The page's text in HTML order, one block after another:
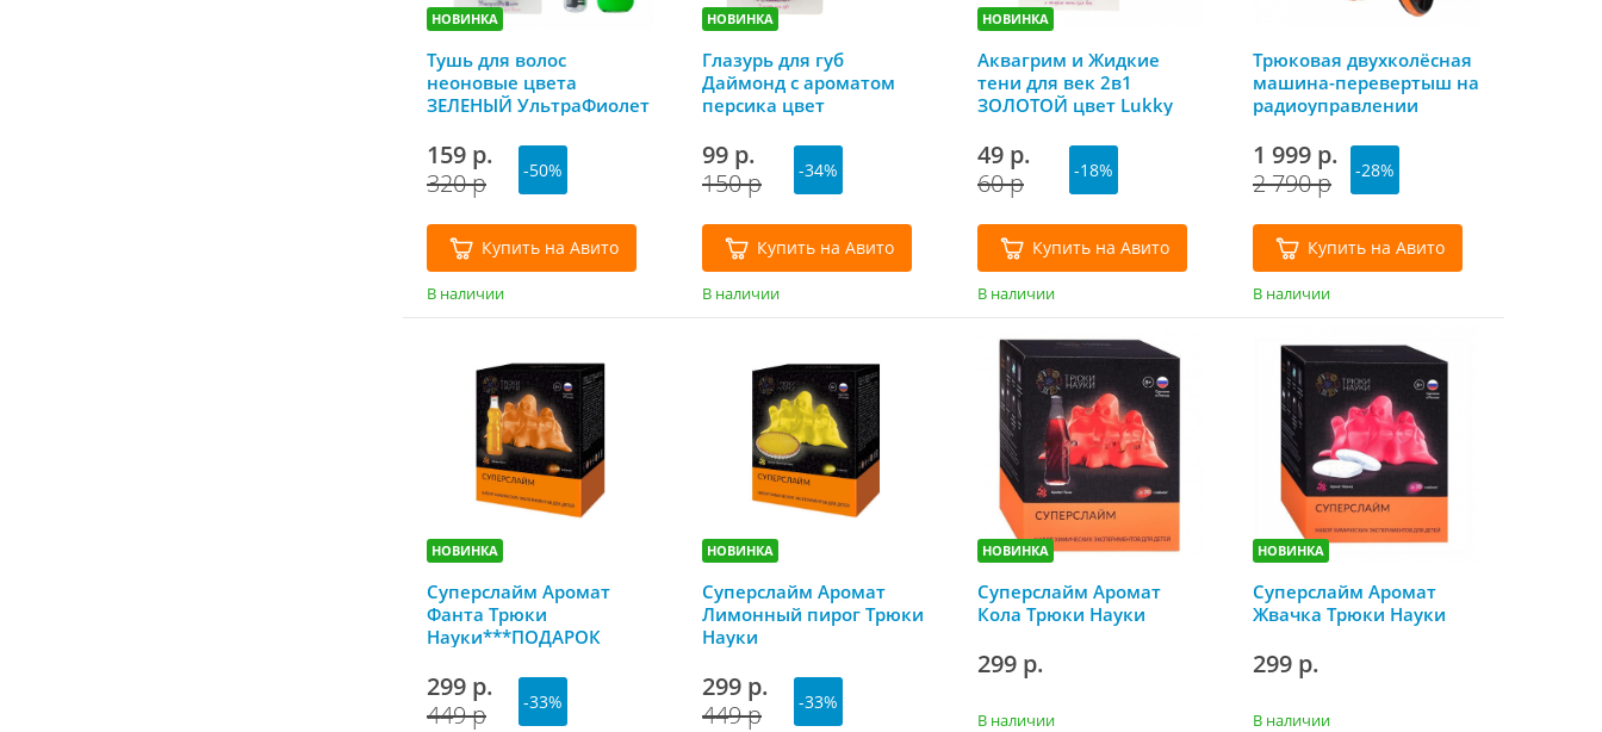
НОВИНКА
Тушь для волос
неоновые цвета
ЗЕЛЕНЫЙ УльтраФиолет
159 р.
320 р
-50%
Купить на Авито
В наличии
НОВИНКА
Глазурь для губ
Даймонд с ароматом
персика цвет
Lukky
99 р.
150 р
-34%
Купить на Авито
В наличии
НОВИНКА
Аквагрим и Жидкие
тени для век 2в1
ЗОЛОТОЙ цвет Lukky
49 р.
60 р
-18%
Купить на Авито
В наличии
Трюковая двухколёсная
машина-перевертыш на
радиоуправлении
1TOY
1 999 р.
2 790 р
-28%
Купить на Авито
В наличии
НОВИНКА
Суперслайм Аромат
Фанта Трюки
Науки***ПОДАРОК
299 р.
449 р
-33%
НОВИНКА
Суперслайм Аромат
Лимонный пирог Трюки
Науки
299 р.
449 р
-33%
НОВИНКА
Суперслайм Аромат
Кола Трюки Науки
299 р.
В наличии
НОВИНКА
Суперслайм Аромат
Жвачка Трюки Науки
299 р.
В наличии